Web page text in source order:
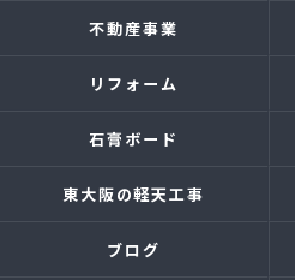
不動産事業
リフォーム
石膏ボード
東大阪の軽天工事
ブログ